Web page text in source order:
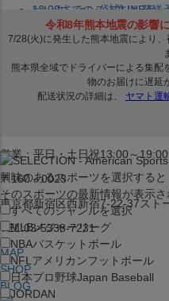
セレクション公式LINE@
営業：平日・土日祝13:00～19:00
〒160－0023
東京都新宿区西新宿7-22-37スト
TEL:03-5338-7231
MAP
SHOP
BLOG
12:00までのご注文は発送
在庫品は 1-3営業日内で発送
興味のあるスポーツを選択すると
そのスポーツの最新情報が表示さ
すべてのジャンルを選択
MLBメジャーリーグ
NBAバスケットボール
NFL アメリカンフットボール
日本プロ野球Japan Baseball
JORDAN